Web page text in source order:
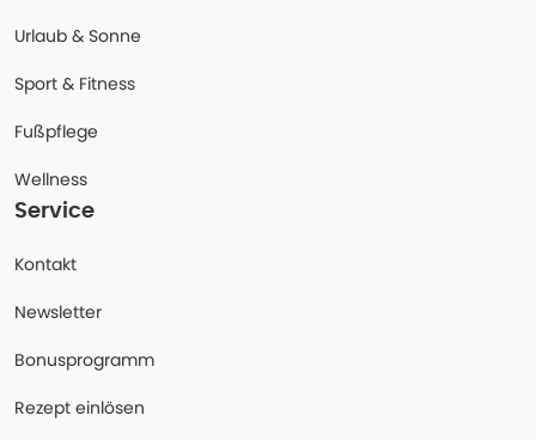
Urlaub & Sonne
Sport & Fitness
Fußpflege
Wellness
Service
Kontakt
Newsletter
Bonusprogramm
Rezept einlösen